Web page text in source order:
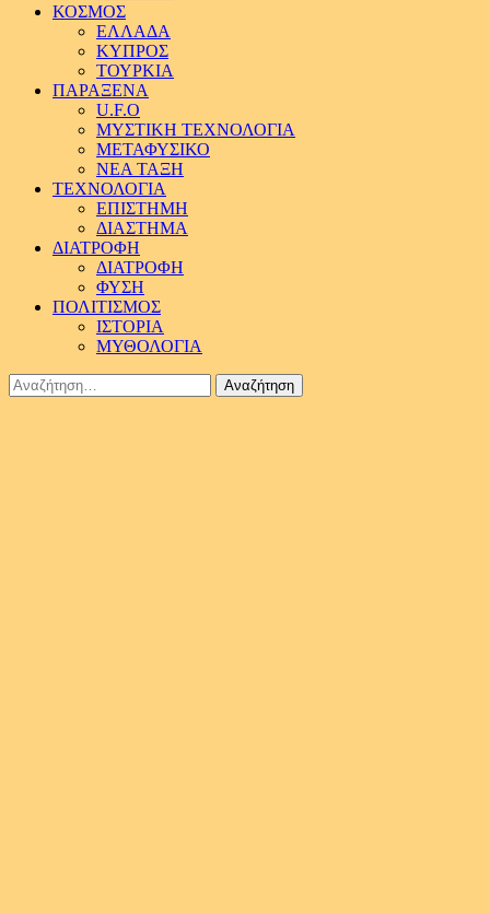
ΚΟΣΜΟΣ
ΕΛΛΑΔΑ
ΚΥΠΡΟΣ
ΤΟΥΡΚΙΑ
ΠΑΡΑΞΕΝΑ
U.F.O
ΜΥΣΤΙΚΗ ΤΕΧΝΟΛΟΓΙΑ
ΜΕΤΑΦΥΣΙΚΟ
ΝΕΑ ΤΑΞΗ
ΤΕΧΝΟΛΟΓΙΑ
ΕΠΙΣΤΗΜΗ
ΔΙΑΣΤΗΜΑ
ΔΙΑΤΡΟΦΗ
ΔΙΑΤΡΟΦΗ
ΦΥΣΗ
ΠΟΛΙΤΙΣΜΟΣ
ΙΣΤΟΡΙΑ
ΜΥΘΟΛΟΓΙΑ
Αναζήτηση
για: